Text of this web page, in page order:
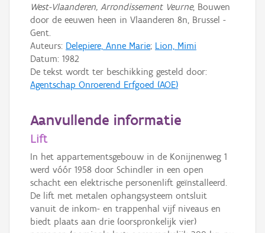
West-Vlaanderen, Arrondissement Veurne, Bouwen
door de eeuwen heen in Vlaanderen 8n, Brussel -
Gent.
Auteurs: Delepiere, Anne Marie; Lion, Mimi
Datum: 1982
De tekst wordt ter beschikking gesteld door:
Agentschap Onroerend Erfgoed (AOE)
Aanvullende informatie
Lift
In het appartementsgebouw in de Konijnenweg 1
werd vóór 1958 door Schindler in een open
schacht een elektrische personenlift geïnstalleerd.
De lift met metalen ophangsysteem ontsluit
vanuit de inkom- en trappenhal vijf niveaus en
biedt plaats aan drie (oorspronkelijk vier)